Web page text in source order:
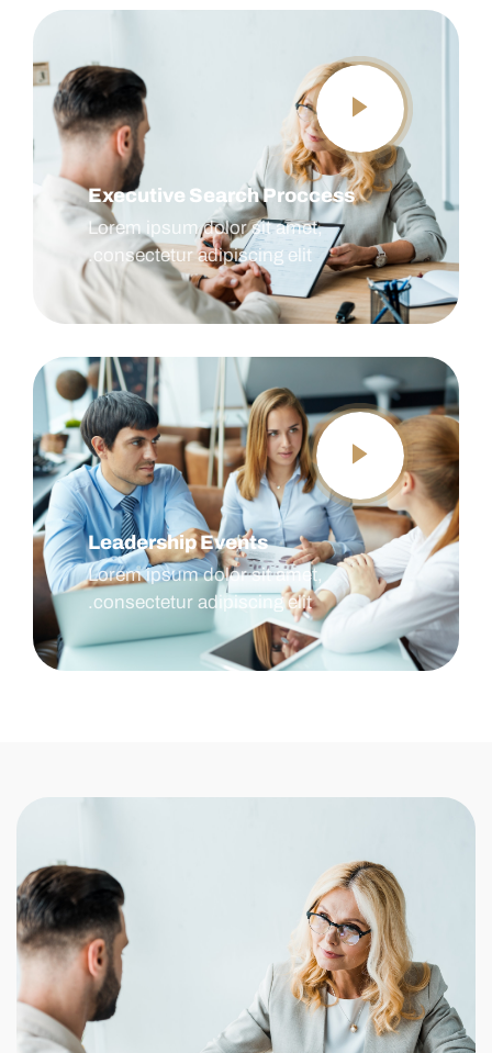
Executive Search Proccess
Lorem ipsum dolor sit amet,
consectetur adipiscing elit.
Leadership Events
Lorem ipsum dolor sit amet,
consectetur adipiscing elit.